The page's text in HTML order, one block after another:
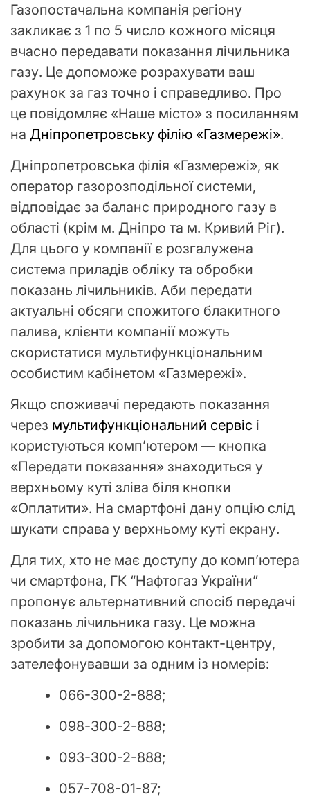
Газопостачальна компанія регіону
закликає з 1 по 5 число кожного місяця
вчасно передавати показання лічильника
газу. Це допоможе розрахувати ваш
рахунок за газ точно і справедливо. Про
це повідомляє «Наше місто» з посиланням
на Дніпропетровську філію «Газмережі».
Дніпропетровська філія «Газмережі», як
оператор газорозподільної системи,
відповідає за баланс природного газу в
області (крім м. Дніпро та м. Кривий Ріг).
Для цього у компанії є розгалужена
система приладів обліку та обробки
показань лічильників. Аби передати
актуальні обсяги спожитого блакитного
палива, клієнти компанії можуть
скористатися мультифункціональним
особистим кабінетом «Газмережі».
Якщо споживачі передають показання
через мультифункціональний сервіс і
користуються комп’ютером — кнопка
«Передати показання» знаходиться у
верхньому куті зліва біля кнопки
«Оплатити». На смартфоні дану опцію слід
шукати справа у верхньому куті екрану.
Для тих, хто не має доступу до комп’ютера
чи смартфона, ГК “Нафтогаз України”
пропонує альтернативний спосіб передачі
показань лічильника газу. Це можна
зробити за допомогою контакт-центру,
зателефонувавши за одним із номерів:
066-300-2-888;
098-300-2-888;
093-300-2-888;
057-708-01-87;